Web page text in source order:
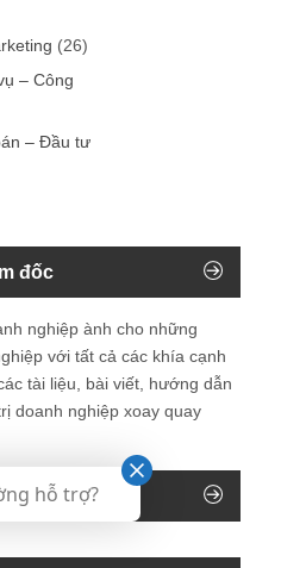
(26)
– Công
– Đầu tư
đốc
nghiệp ành cho những
với tất cả các khía cạnh
tài liệu, bài viết, hướng dẫn
doanh nghiệp xoay quay
hỗ trợ?